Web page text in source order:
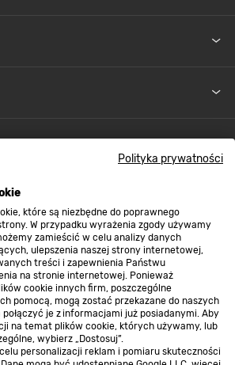
Polityka prywatności
które są niezbędne do poprawnego
W przypadku wyrażenia zgody używamy
zamieścić w celu analizy danych
ulepszenia naszej strony internetowej,
treści i zapewnienia Państwu
na stronie internetowej. Ponieważ
cookie innych firm, poszczególne
pomocą, mogą zostać przekazane do naszych
je z informacjami już posiadanymi. Aby
na temat plików cookie, których używamy, lub
wybierz „Dostosuj”.
personalizacji reklam i pomiaru skuteczności
ławki cateringowej sprawia, że
przewozić, ale i
Zajmuje niewiele miejsca. Taka
że ławka jest nie tylko łatwa
ale także bardzo uniwersalna i
nadając się do różnego rodzaju